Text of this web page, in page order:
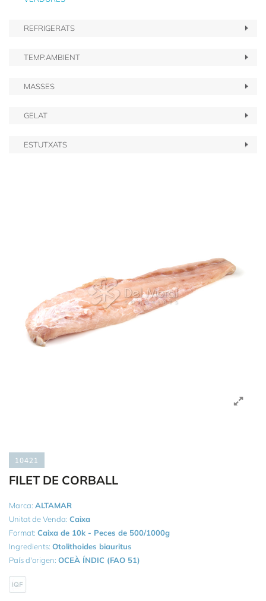
REFRIGERATS
TEMP.AMBIENT
MASSES
GELAT
ESTUTXATS
10421
FILET DE CORBALL
Marca: ALTAMAR
Unitat de Venda: Caixa
Format: Caixa de 10k - Peces de 500/1000g
Ingredients: Otolithoides biauritus
País d'origen: OCEÀ ÍNDIC (FAO 51)